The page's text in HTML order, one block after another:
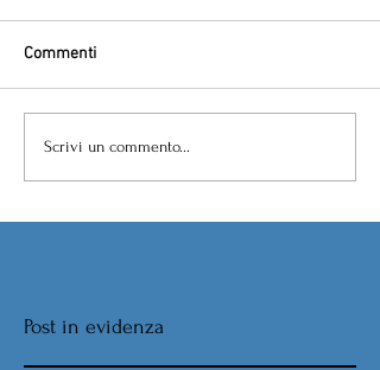
Commenti
Scrivi un commento...
Post in evidenza